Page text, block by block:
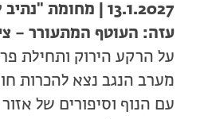
13.1.2027 | מחומת
עזה: העוטף המתעורר –
על הרקע הירוק ותחילת
מערב הנגב נצא להכרות
עם הנוף וסיפורים של